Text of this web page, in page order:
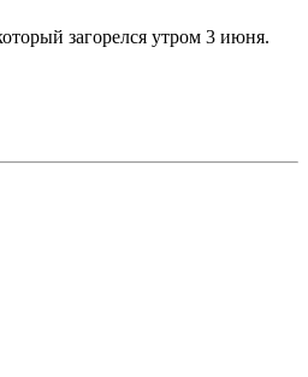
загорелся утром 3 июня.